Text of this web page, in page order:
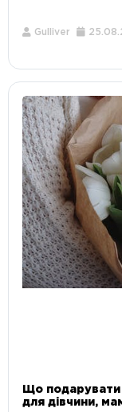
Gulliver
Що подарувати
для дівчини,